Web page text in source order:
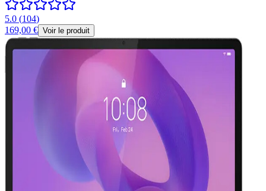
5.0 (104)
169,00 € Voir le produit